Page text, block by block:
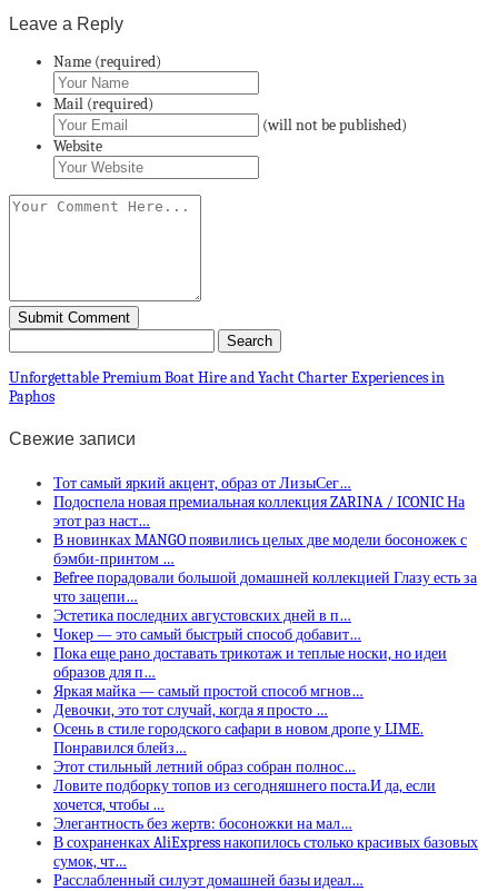
Leave a Reply
Name (required)
Mail (required)
(will not be published)
Website
Unforgettable Premium Boat Hire and Yacht Charter Experiences in
Paphos
Свежие записи
Тот самый яркий акцент, образ от ЛизыСег…
Подоспела новая премиальная коллекция ZARINA / ICONIC На
этот раз наст…
В новинках MANGO появились целых две модели босоножек с
бэмби-принтом …
Befree порадовали большой домашней коллекцией Глазу есть за
что зацепи…
Эстетика последних августовских дней в п…
Чокер — это самый быстрый способ добавит…
Пока еще рано доставать трикотаж и теплые носки, но идеи
образов для п…
Яркая майка — самый простой способ мгнов…
Девочки, это тот случай, когда я просто …
Осень в стиле городского сафари в новом дропе у LIME.
Понравился блейз…
Этот стильный летний образ собран полнос…
Ловите подборку топов из сегодняшнего поста.И да, если
хочется, чтобы …
Элегантность без жертв: босоножки на мал…
В сохраненках AliExpress накопилось столько красивых базовых
сумок, чт…
Расслабленный силуэт домашней базы идеал…